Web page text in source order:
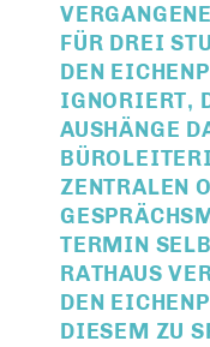
FÜR DREI
DEN
IGNORIERT,
AUSHÄNGE
ZENTRALEN
TERMIN
RATHAUS
DEN
DIESEM ZU